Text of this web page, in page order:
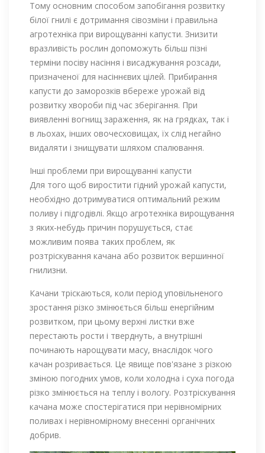
Тому основним способом запобігання розвитку
білої гнилі є дотримання сівозміни і правильна
агротехніка при вирощуванні капусти. Знизити
вразливість рослин допоможуть більш пізні
терміни посіву насіння і висаджування розсади,
призначеної для насіннєвих цілей. Прибирання
капусти до заморозків вбереже урожай від
розвитку хвороби під час зберігання. При
виявленні вогнищ зараження, як на грядках, так і
в льохах, інших овочесховищах, їх слід негайно
видаляти і знищувати шляхом спалювання.
Інші проблеми при вирощуванні капусти
Для того щоб виростити гідний урожай капусти,
необхідно дотримуватися оптимальний режим
поливу і підгодівлі. Якщо агротехніка вирощування
з яких-небудь причин порушується, стає
можливим поява таких проблем, як
розтріскування качана або розвиток вершинної
гнилизни.
Качани тріскаються, коли період уповільненого
зростання різко змінюється більш енергійним
розвитком, при цьому верхні листки вже
перестають рости і тверднуть, а внутрішні
починають нарощувати масу, внаслідок чого
качан розривається. Це явище пов'язане з різкою
зміною погодних умов, коли холодна і суха погода
різко змінюється на теплу і вологу. Розтріскування
качана може спостерігатися при нерівномірних
поливах і нерівномірному внесенні органічних
добрив.